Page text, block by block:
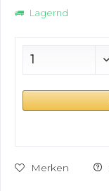
Lagernd
Merken